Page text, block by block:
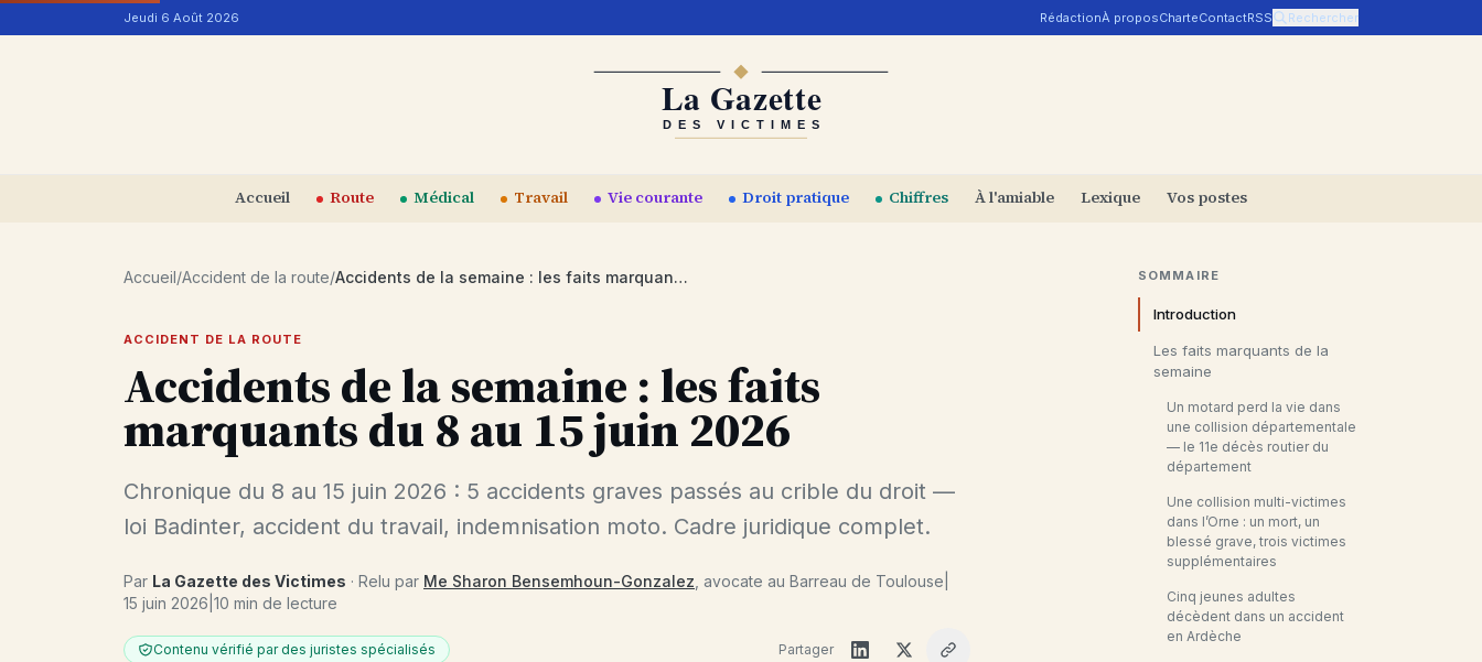
Aller au contenuJeudi 6 Août 2026 RédactionÀ proposCharteContactRSS Rechercher
Accueil Route Médical Travail Vie courante Droit pratique Chiffres À l'amiable Lexique Vos postes
Accueil/Accident de la route/ Accidents de la semaine : les faits marquants du 8 au 15 juin 2026
ACCIDENT DE LA ROUTE
Accidents de la semaine : les faits
marquants du 8 au 15 juin 2026
Chronique du 8 au 15 juin 2026 : 5 accidents graves passés au crible du droit —
loi Badinter, accident du travail, indemnisation moto. Cadre juridique complet.
Par La Gazette des Victimes · Relu par Me Sharon Bensemhoun-Gonzalez , avocate au Barreau de Toulouse
15 juin 2026 10 min de lecture
Contenu vérifié par des juristes spécialisés Partager
SOMMAIRE
Introduction
Les faits marquants de la
semaine
Un motard perd la vie dans
une collision départementale
— le 11e décès routier du
département
Une collision multi-victimes
dans l’Orne : un mort, un
blessé grave, trois victimes
supplémentaires
Cinq jeunes adultes
décèdent dans un accident
en Ardèche